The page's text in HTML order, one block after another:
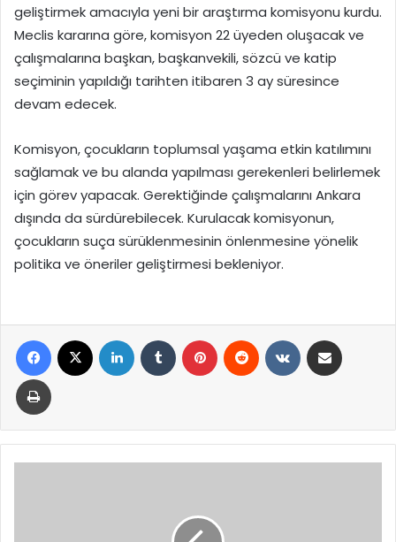
geliştirmek amacıyla yeni bir araştırma komisyonu kurdu.
Meclis kararına göre, komisyon 22 üyeden oluşacak ve
çalışmalarına başkan, başkanvekili, sözcü ve katip
seçiminin yapıldığı tarihten itibaren 3 ay süresince
devam edecek.
Komisyon, çocukların toplumsal yaşama etkin katılımını
sağlamak ve bu alanda yapılması gerekenleri belirlemek
için görev yapacak. Gerektiğinde çalışmalarını Ankara
dışında da sürdürebilecek. Kurulacak komisyonun,
çocukların suça sürüklenmesinin önlenmesine yönelik
politika ve öneriler geliştirmesi bekleniyor.
Facebook LinkedIn Tumblr Pinterest Reddit VKontakte
Yazdır